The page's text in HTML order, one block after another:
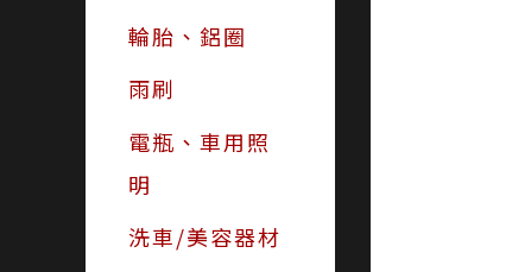
輪胎、鋁圈
雨刷
電瓶、車用照
明
洗車/美容器材